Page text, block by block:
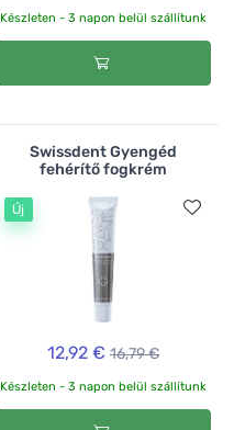
Készleten - 3 napon belül szállítunk
Swissdent Gyengéd
fehérítő fogkrém
Új
12,92 € 16,79 €
Készleten - 3 napon belül szállítunk